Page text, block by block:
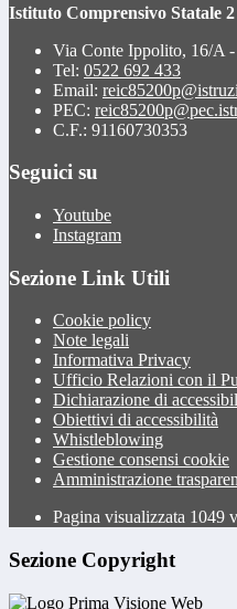
Istituto Comprensivo Statale
Via Conte Ippolito, 16/A
Tel: 0522 692 433
Email:
PEC:
C.F.: 91160730353
Seguici su
Youtube
Instagram
Sezione Link Utili
Cookie policy
Note legali
Informativa Privacy
Ufficio Relazioni con il
Dichiarazione di
Obiettivi di accessibilità
Whistleblowing
Gestione consensi cookie
Amministrazione
Pagina visualizzata 1049
Sezione Copyright